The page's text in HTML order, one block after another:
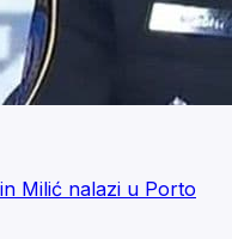
Milić nalazi u Porto